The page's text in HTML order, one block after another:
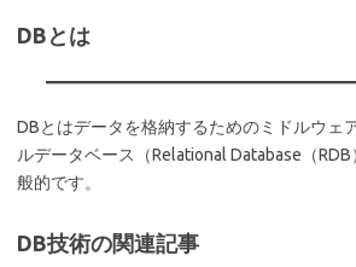
DBとは
DBとはデータを格納するためのミドルウェ
ルデータベース（Relational Database（
般的です。
DB技術の関連記事